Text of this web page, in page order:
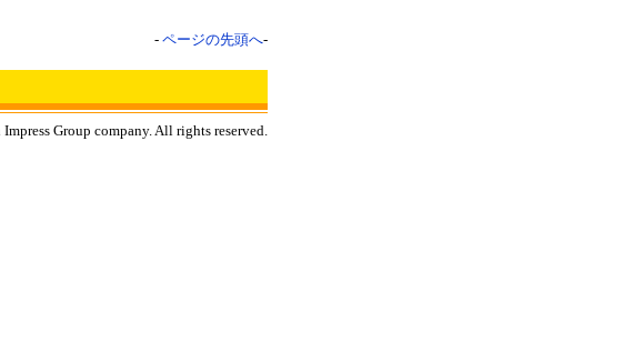
- ページの先頭へ-
Group company. All rights reserved.